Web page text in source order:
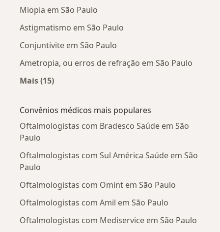
Miopia em São Paulo
Astigmatismo em São Paulo
Conjuntivite em São Paulo
Ametropia, ou erros de refração em São Paulo
Mais (15)
Convênios médicos mais populares
Oftalmologistas com Bradesco Saúde em São
Paulo
Oftalmologistas com Sul América Saúde em São
Paulo
Oftalmologistas com Omint em São Paulo
Oftalmologistas com Amil em São Paulo
Oftalmologistas com Mediservice em São Paulo